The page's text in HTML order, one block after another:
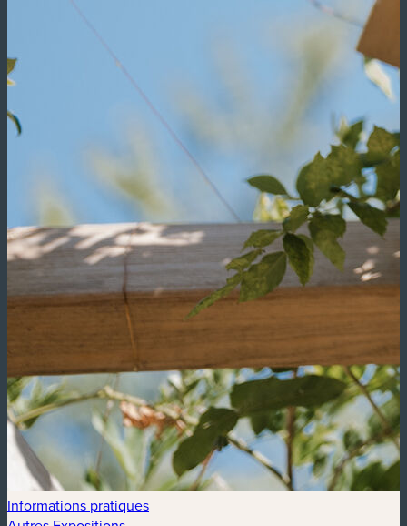
Informations pratiques